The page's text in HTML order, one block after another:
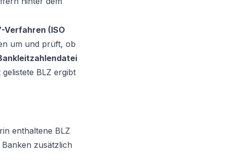
Verfahren (ISO
um und prüft, ob
BLZ ergibt
enthaltene BLZ
zusätzlich